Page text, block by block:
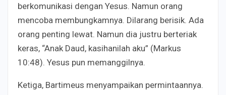
berkomunikasi dengan Yesus. Namun orang
mencoba membungkamnya. Dilarang berisik. Ada
orang penting lewat. Namun dia justru berteriak
keras, “Anak Daud, kasihanilah aku” (Markus
10:48). Yesus pun memanggilnya.
Ketiga, Bartimeus menyampaikan permintaannya.